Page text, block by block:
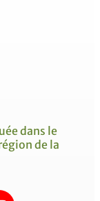
dans le
de la